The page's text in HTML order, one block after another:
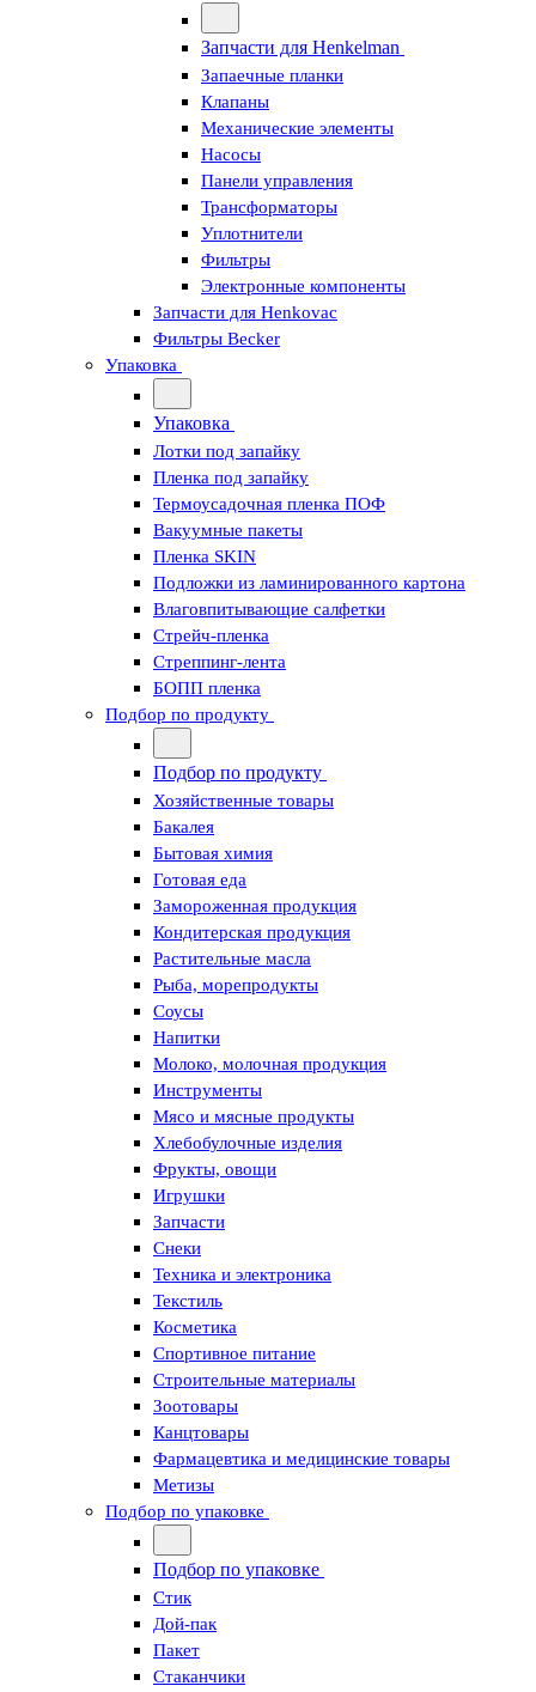
Запчасти для Henkelman
Запаечные планки
Клапаны
Механические элементы
Насосы
Панели управления
Трансформаторы
Уплотнители
Фильтры
Электронные компоненты
Запчасти для Henkovac
Фильтры Becker
Упаковка
Упаковка
Лотки под запайку
Пленка под запайку
Термоусадочная пленка ПОФ
Вакуумные пакеты
Пленка SKIN
Подложки из ламинированного картона
Влаговпитывающие салфетки
Стрейч-пленка
Стреппинг-лента
БОПП пленка
Подбор по продукту
Подбор по продукту
Хозяйственные товары
Бакалея
Бытовая химия
Готовая еда
Замороженная продукция
Кондитерская продукция
Растительные масла
Рыба, морепродукты
Соусы
Напитки
Молоко, молочная продукция
Инструменты
Мясо и мясные продукты
Хлебобулочные изделия
Фрукты, овощи
Игрушки
Запчасти
Снеки
Техника и электроника
Текстиль
Косметика
Спортивное питание
Строительные материалы
Зоотовары
Канцтовары
Фармацевтика и медицинские товары
Метизы
Подбор по упаковке
Подбор по упаковке
Стик
Дой-пак
Пакет
Стаканчики